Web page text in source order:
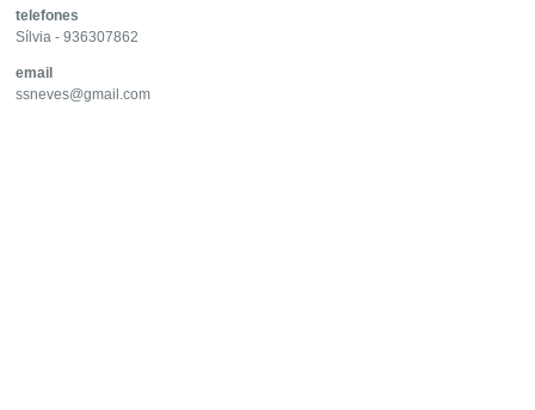
telefones
Sílvia - 936307862
email
ssneves@gmail.com